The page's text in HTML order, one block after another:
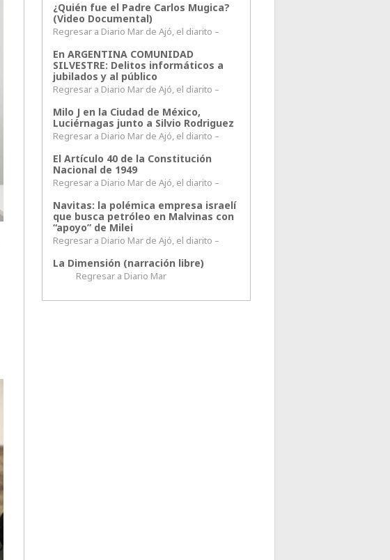
¿Quién fue el Padre Carlos Mugica?
(Video Documental)
Regresar a Diario Mar de Ajó, el diarito –
En ARGENTINA COMUNIDAD
SILVESTRE: Delitos informáticos a
jubilados y al público
Regresar a Diario Mar de Ajó, el diarito –
Milo J en la Ciudad de México,
Luciérnagas junto a Silvio Rodriguez
Regresar a Diario Mar de Ajó, el diarito –
El Artículo 40 de la Constitución
Nacional de 1949
Regresar a Diario Mar de Ajó, el diarito –
Navitas: la polémica empresa israelí
que busca petróleo en Malvinas con
“apoyo” de Milei
Regresar a Diario Mar de Ajó, el diarito –
La Dimensión (narración libre)
Regresar a Diario Mar